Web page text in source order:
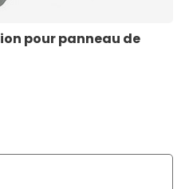
pour panneau de